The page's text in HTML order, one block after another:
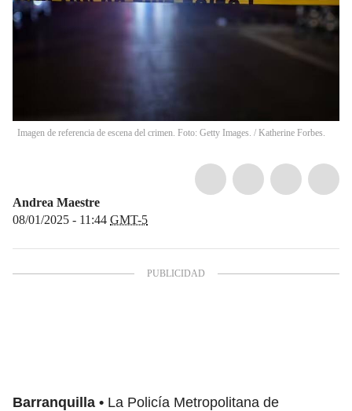
Imagen de referencia de escena del crimen. Foto: Getty Images. / Katherine Forbes.
Andrea Maestre
08/01/2025 - 11:44 GMT-5
Barranquilla
La Policía Metropolitana de